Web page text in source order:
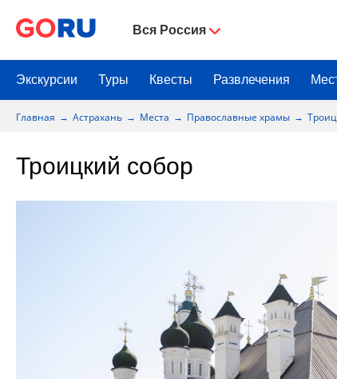
Вся Россия
Экскурсии Туры Квесты Развлечения
Главная Астрахань Места Православные храмы
Троицкий собор